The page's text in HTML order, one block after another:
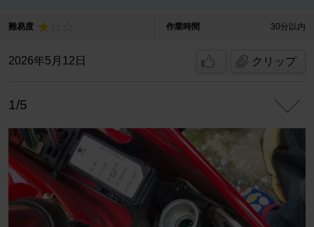
難易度 作業時間 30分以内
2026年5月12日 クリップ
1/5